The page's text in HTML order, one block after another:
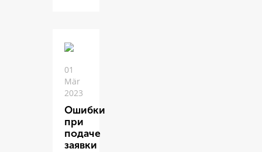
01
Mär
2023
Ошибки
при
подаче
заявки